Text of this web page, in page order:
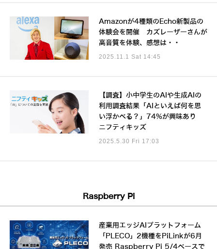
Amazonが4種類のEcho新製品の
体験会を開催 カズレーザーさんが
高音質を体験、感想は・・
2025.11.1 Sat 14:45
【調査】小中学生のAIや生成AIの
利用調査結果「AIといえば何を思
い浮かべる？」74%が興味あり
ニフティキッズ
2025.5.30 Fri 17:03
Raspberry Pi
産業用エッジAIプラットフォーム
「PLECO」2機種をPiLinkが6月
発売 Raspberry Pi 5/4ベースで